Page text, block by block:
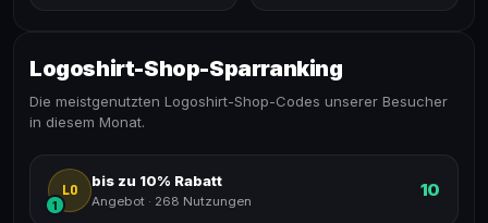
Logoshirt-Shop-Sparranking
Die meistgenutzten Logoshirt-Shop-Codes unserer Besucher
in diesem Monat.
LO
1
bis zu 10% Rabatt
Angebot · 268 Nutzungen
10